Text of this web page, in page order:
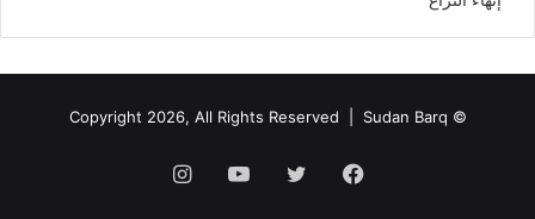
© Copyright 2026, All Rights Reserved |
Sudan Barq
فيسبوك تويتر يوتيوبانستقرام